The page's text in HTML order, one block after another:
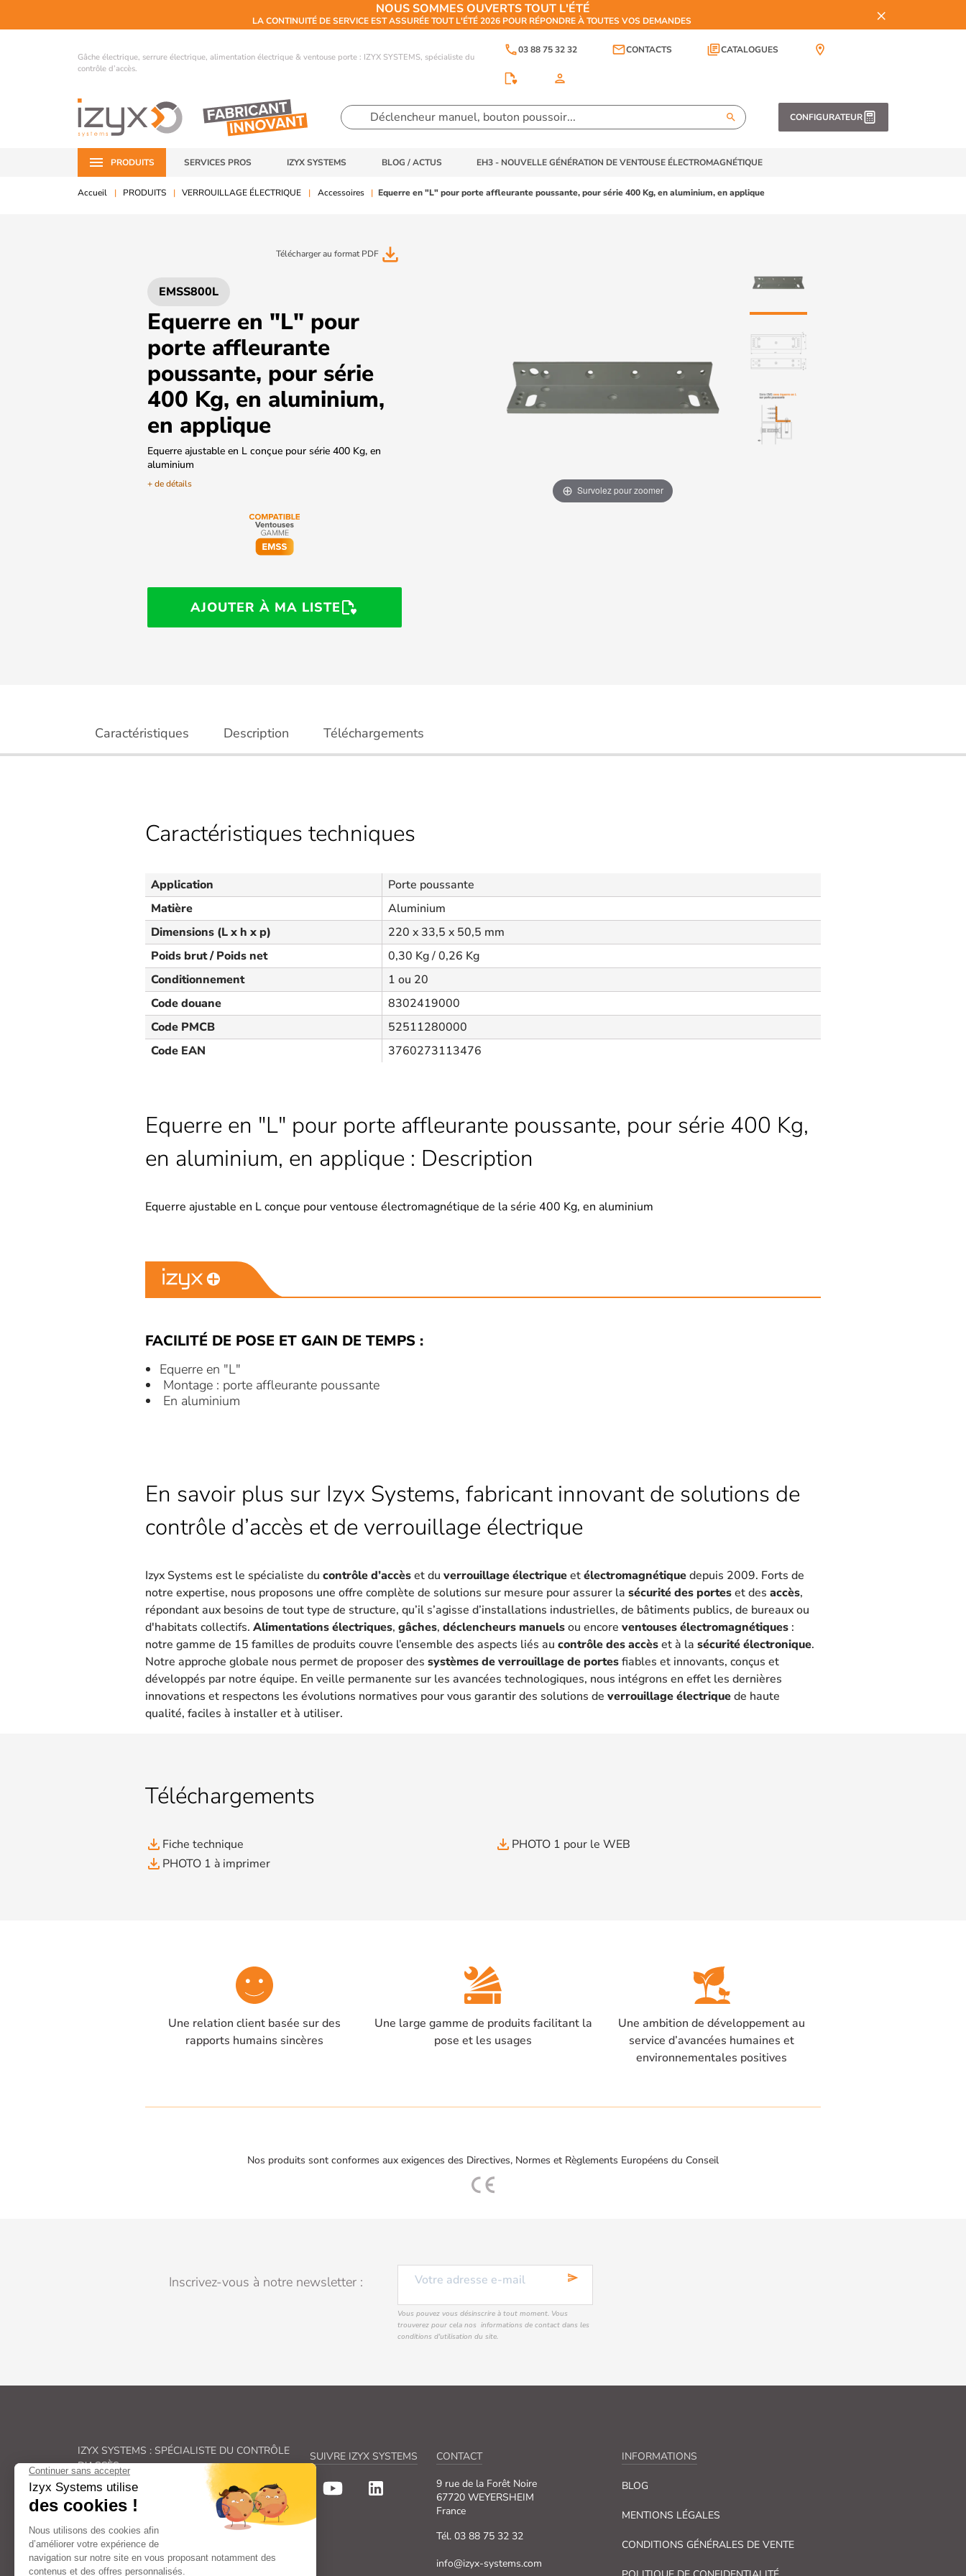
NOUS SOMMES OUVERTS TOUT L'ÉTÉ
LA CONTINUITÉ DE SERVICE EST ASSURÉE TOUT L'ÉTÉ 2026 POUR RÉPONDRE À TOUTES VOS DEMANDES ×
Gâche électrique, serrure électrique, alimentation électrique & ventouse porte : IZYX SYSTEMS, spécialiste du
contrôle d’accès.
phone03 88 75 32 32 emailCONTACTS library_booksCATALOGUES
location_on
person
search CONFIGURATEUR
PRODUITS SERVICES PROS IZYX SYSTEMS BLOG / ACTUS EH3 - NOUVELLE GÉNÉRATION DE VENTOUSE ÉLECTROMAGNÉTIQUE
Accueil PRODUITS VERROUILLAGE ÉLECTRIQUE Accessoires Equerre en "L" pour porte affleurante poussante, pour série 400 Kg, en aluminium, en applique
Télécharger au format PDF file_download
EMSS800L
Equerre en "L" pour
porte affleurante
poussante, pour série
400 Kg, en aluminium,
en applique
Equerre ajustable en L conçue pour série 400 Kg, en
aluminium
+ de détails
AJOUTER À MA LISTE
Survolez pour zoomer
Caractéristiques Description Téléchargements
Caractéristiques techniques
Application
Porte poussante
Matière
Aluminium
Dimensions (L x h x p)
220 x 33,5 x 50,5 mm
Poids brut / Poids net
0,30 Kg / 0,26 Kg
Conditionnement
1 ou 20
Code douane
8302419000
Code PMCB
52511280000
Code EAN
3760273113476
Equerre en "L" pour porte affleurante poussante, pour série 400 Kg,
en aluminium, en applique : Description
Equerre ajustable en L conçue pour ventouse électromagnétique de la série 400 Kg, en aluminium
FACILITÉ DE POSE ET GAIN DE TEMPS :
Equerre en "L"
Montage : porte affleurante poussante
En aluminium
En savoir plus sur Izyx Systems, fabricant innovant de solutions de
contrôle d’accès et de verrouillage électrique
Izyx Systems est le spécialiste du contrôle d’accèset du verrouillage électriqueetélectromagnétiquedepuis 2009. Forts de
notre expertise, nous proposons une offre complète de solutions sur mesure pour assurer la sécurité des porteset des accès,
répondant aux besoins de tout type de structure, qu’il s’agisse d’installations industrielles, de bâtiments publics, de bureaux ou
d'habitats collectifs. Alimentations électriques, gâches, déclencheurs manuelsou encore ventouses électromagnétiques :
notre gamme de 15 familles de produits couvre l’ensemble des aspects liés au contrôle des accèset à la sécurité électronique.
Notre approche globale nous permet de proposer des systèmes de verrouillage de portesfiables et innovants, conçus et
développés par notre équipe. En veille permanente sur les avancées technologiques, nous intégrons en effet les dernières
innovations et respectons les évolutions normatives pour vous garantir des solutions de verrouillage électriquede haute
qualité, faciles à installer et à utiliser.
Téléchargements
file_download Fiche technique
file_download PHOTO 1 à imprimer
file_download PHOTO 1 pour le WEB
Une relation client basée sur des
rapports humains sincères
Une large gamme de produits facilitant la
pose et les usages
Une ambition de développement au
service d’avancées humaines et
environnementales positives
Nos produits sont conformes aux exigences des Directives, Normes et Règlements Européens du Conseil
Inscrivez-vous à notre newsletter : send
Vous pouvez vous désinscrire à tout moment. Vous
trouverez pour cela nos informations de contact dans les
conditions d'utilisation du site.
IZYX SYSTEMS : SPÉCIALISTE DU CONTRÔLE
D'ACCÈS
Véritable spécialiste du
contrôle des accès, Izyx
Systemsfabrique une gamme complète de
solutions deverrouillage électrique et de
De lagâche électrique
en passant par les
alimentations électriqueset lesdéclencheurs
manuels: nos familles de produits couvrent
SUIVRE IZYX SYSTEMS
CONTACT
9 rue de la Forêt Noire
67720 WEYERSHEIM
France
Tél. 03 88 75 32 32
info@izyx-systems.com
INFORMATIONS
BLOG
MENTIONS LÉGALES
CONDITIONS GÉNÉRALES DE VENTE